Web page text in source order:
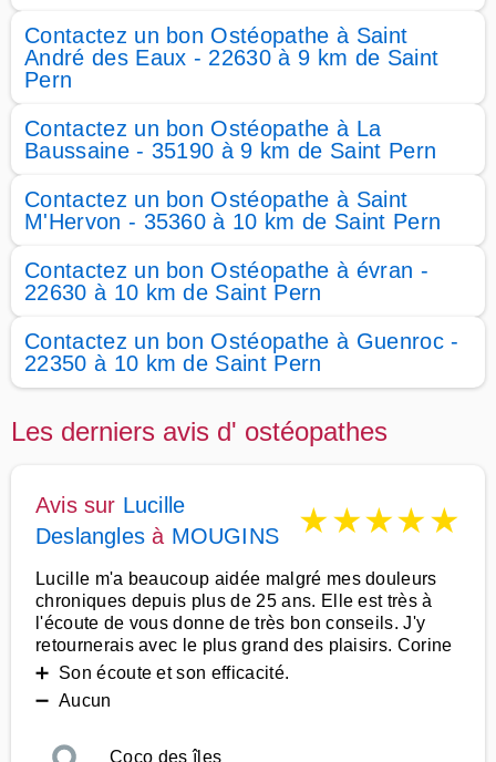
Contactez un bon Ostéopathe à Saint
André des Eaux - 22630 à 9 km de Saint
Pern
Contactez un bon Ostéopathe à La
Baussaine - 35190 à 9 km de Saint Pern
Contactez un bon Ostéopathe à Saint
M'Hervon - 35360 à 10 km de Saint Pern
Contactez un bon Ostéopathe à évran -
22630 à 10 km de Saint Pern
Contactez un bon Ostéopathe à Guenroc -
22350 à 10 km de Saint Pern
Les derniers avis d' ostéopathes
Avis sur Lucille
Deslangles à MOUGINS ★★★★★
Lucille m'a beaucoup aidée malgré mes douleurs
chroniques depuis plus de 25 ans. Elle est très à
l'écoute de vous donne de très bon conseils. J'y
retournerais avec le plus grand des plaisirs. Corine
➕ Son écoute et son efficacité.
➖ Aucun
Coco des îles